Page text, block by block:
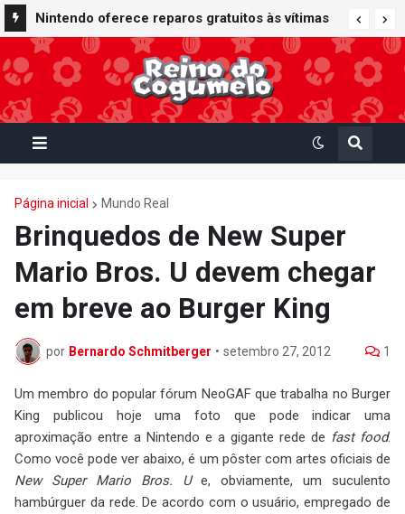
Nintendo oferece reparos gratuitos às vítimas
do terremoto de Kumamoto e doa 50 milhões
de ienes à Cruz Vermelha
Página inicial Mundo Real
Brinquedos de New Super
Mario Bros. U devem chegar
em breve ao Burger King
por Bernardo Schmitberger • setembro 27, 2012 1
Um membro do popular fórum NeoGAF que trabalha no Burger
King publicou hoje uma foto que pode indicar uma
aproximação entre a Nintendo e a gigante rede de fast food.
Como você pode ver abaixo, é um pôster com artes oficiais de
New Super Mario Bros. Ue, obviamente, um suculento
hambúrguer da rede. De acordo com o usuário, empregado de